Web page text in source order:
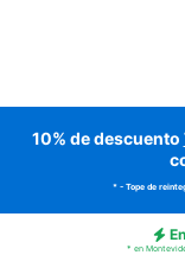
10% de descuento
* - Tope de
* en